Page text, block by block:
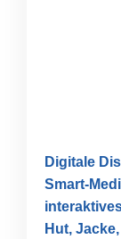
Digitale
Smart-
Hut,